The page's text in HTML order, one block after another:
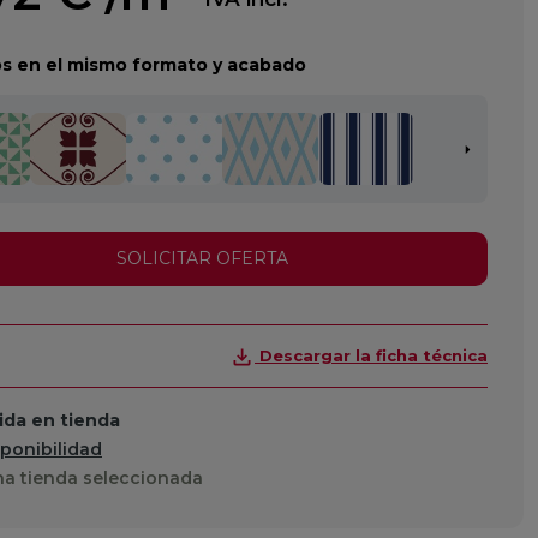
en el mismo formato y acabado
SOLICITAR OFERTA
Descargar la ficha técnica
en tienda
tienda seleccionada